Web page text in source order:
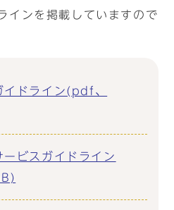
インを掲載していますので
イドライン(pdf、
ビスガイドライン